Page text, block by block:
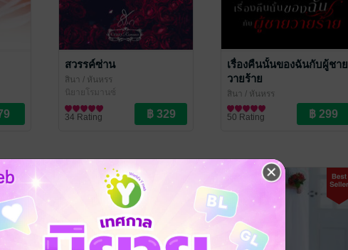
สวรรค์ซ่าน
สินา / หันหรร
นิยายโรมานซ์
34 Rating
เรื่องคืนนั้นของฉันกับผู้ชาย
วายร้าย
สินา / หันหรร
นิยายรัก
50 Rating